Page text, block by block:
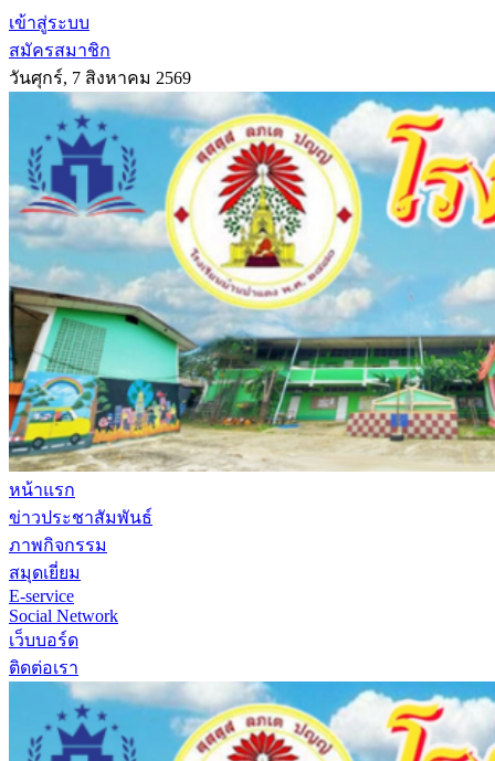
เข้าสู่ระบบ
สมัครสมาชิก
วันศุกร์, 7 สิงหาคม 2569
หน้าแรก
ข่าวประชาสัมพันธ์
ภาพกิจกรรม
สมุดเยี่ยม
E-service
Social Network
เว็บบอร์ด
ติดต่อเรา